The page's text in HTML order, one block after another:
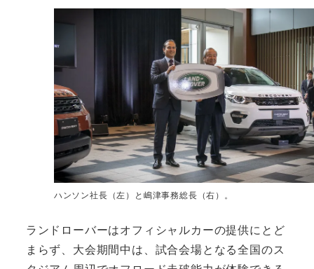
ハンソン社長（左）と嶋津事務総長（右）。
ランドローバーはオフィシャルカーの提供にとど
まらず、大会期間中は、試合会場となる全国のス